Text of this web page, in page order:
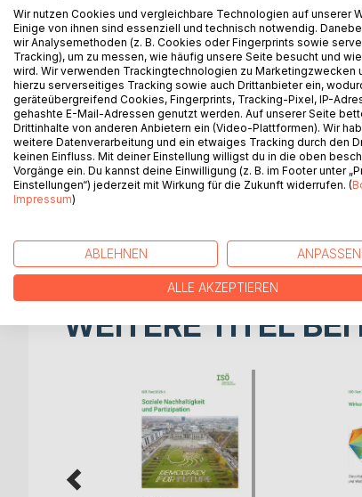
BESCHREIBUNG
Die Auseinandersetzung über die Zukunft
Landesregierung Schleswig-Holstein hat
Zukunft der Sozialen Sicherung neben
Bürgergeld untersuchen und diskutieren
Arbeitsphase, einer Bestandsaufnahme
Sicherung. Auf ihr sollen die
berechnet werden und die sozialpolitische
AUTOR/IN
WEITERE TITEL BEI
Wir nutzen Cookies und vergleichbare Technologien auf unserer
Einige von ihnen sind essenziell und technisch notwendig.
wir Analysemethoden (z. B. Cookies oder Fingerprints sowie
Tracking), um zu messen, wie häufig unsere Seite besucht und
wird. Wir verwenden Trackingtechnologien zu Marketingzwecken
hierzu serverseitiges Tracking sowie auch Drittanbieter ein,
geräteübergreifend Cookies, Fingerprints, Tracking-Pixel, IP-
gehashte E-Mail-Adressen genutzt werden. Auf unserer Seite
Drittinhalte von anderen Anbietern ein (Video-Plattformen). Wir
weitere Datenverarbeitung und ein etwaiges Tracking durch den
keinen Einfluss. Mit deiner Einstellung willigst du in die oben
Vorgänge ein. Du kannst deine Einwilligung (z. B. im Footer unter
Einstellungen“) jederzeit mit Wirkung für die Zukunft widerrufen. (
Impressum)
ABLEHNEN ANPASSEN
ALLE AKZEPTIEREN